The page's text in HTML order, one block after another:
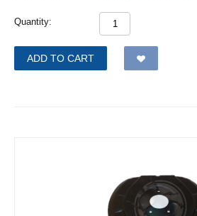
Quantity:
ADD TO CART